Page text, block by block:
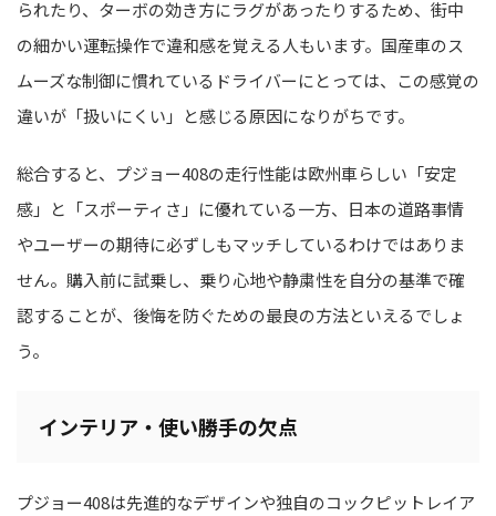
られたり、ターボの効き方にラグがあったりするため、街中
の細かい運転操作で違和感を覚える人もいます。国産車のス
ムーズな制御に慣れているドライバーにとっては、この感覚の
違いが「扱いにくい」と感じる原因になりがちです。
総合すると、プジョー408の走行性能は欧州車らしい「安定
感」と「スポーティさ」に優れている一方、日本の道路事情
やユーザーの期待に必ずしもマッチしているわけではありま
せん。購入前に試乗し、乗り心地や静粛性を自分の基準で確
認することが、後悔を防ぐための最良の方法といえるでしょ
う。
インテリア・使い勝手の欠点
プジョー408は先進的なデザインや独自のコックピットレイア